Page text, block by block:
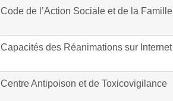
Code de l’Action Sociale et de la Famille
Capacités des Réanimations sur Internet
Centre Antipoison et de Toxicovigilance